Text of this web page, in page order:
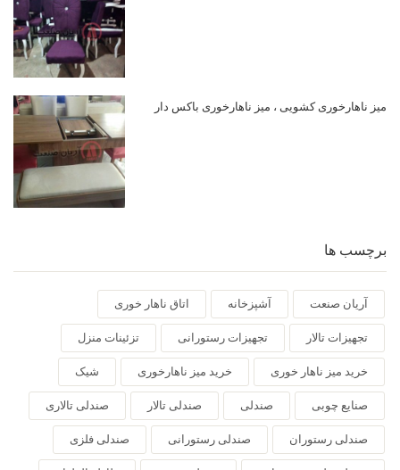
میز ناهارخوری کشویی ، میز ناهارخوری باکس دار
برچسب ها
آریان صنعت آشپزخانه اتاق ناهار خوری
تجهیزات تالار تجهیزات رستورانی تزئینات منزل
خرید میز ناهار خوری خرید میز ناهارخوری شیک
صنایع چوبی صندلی صندلی تالار صندلی تالاری
صندلی رستوران صندلی رستورانی صندلی فلزی